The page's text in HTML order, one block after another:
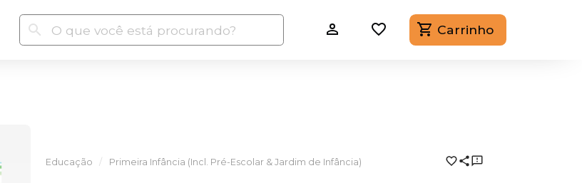
Carrinho
Educação Primeira Infância (Incl. Pré-Escolar & Jardim de Infância)